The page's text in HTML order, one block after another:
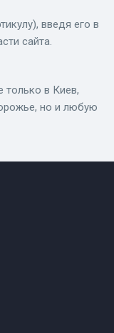
введя его в
сайта.
только в Киев,
но и любую